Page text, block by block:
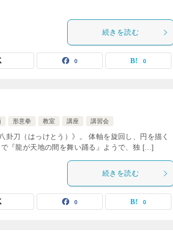
続きを読む
0 0
形意拳 教室 講座 講習会
刀（はっけとう）》。 体軸を旋回し、円を描く
『龍が天地の間を舞い踊る』ようで、独 […]
続きを読む
0 0